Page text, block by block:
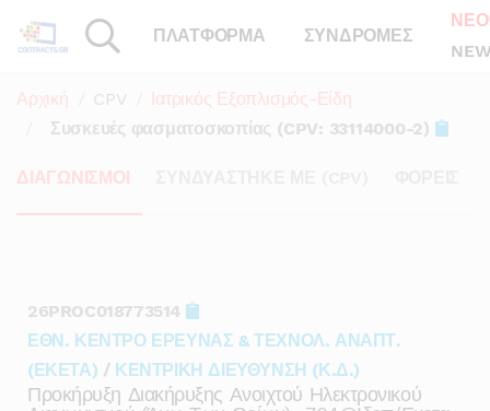
ΠΛΑΤΦΟΡΜΑ ΣΥΝΔΡΟΜΕΣ
Αρχική CPV
Ιατρικός Εξοπλισμός-Είδη
Συσκευές φασματοσκοπίας (CPV: 33114000-2)
ΔΙΑΓΩΝΙΣΜΟΙ
26PROC018773514
ΕΘΝ. ΚΕΝΤΡΟ ΕΡΕΥΝΑΣ & ΤΕΧΝΟΛ. ΑΝΑΠΤ.
(ΕΚΕΤΑ) / ΚΕΝΤΡΙΚΗ ΔΙΕΥΘΥΝΣΗ (Κ.Δ.)
Προκήρυξη Διακήρυξης Ανοιχτού Ηλεκτρονικού